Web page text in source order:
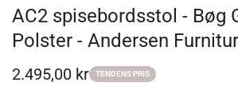
AC2 spisebordsstol - Bøg
Polster - Andersen
Udsalgspris
2.495,00 kr TENDENS PRIS